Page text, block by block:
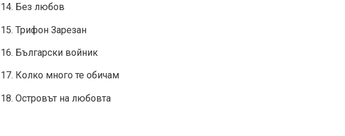
14. Без любов
15. Трифон Зарезан
16. Български войник
17. Колко много те обичам
18. Островът на любовта